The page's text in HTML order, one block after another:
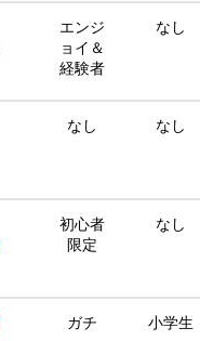
エンジ
ョイ＆
経験者
なし
なし なし
初心者
限定
なし
ガチ 小学生